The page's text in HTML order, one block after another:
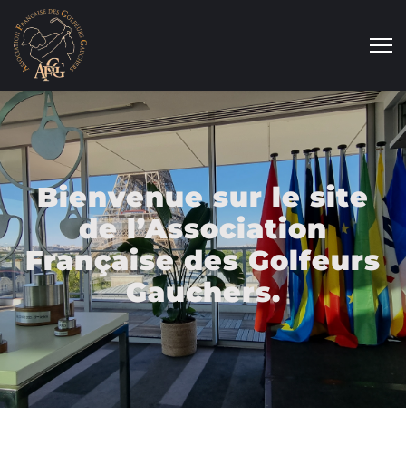
Bienvenue sur le site
de l’Association
Française des Golfeurs
Gauchers.